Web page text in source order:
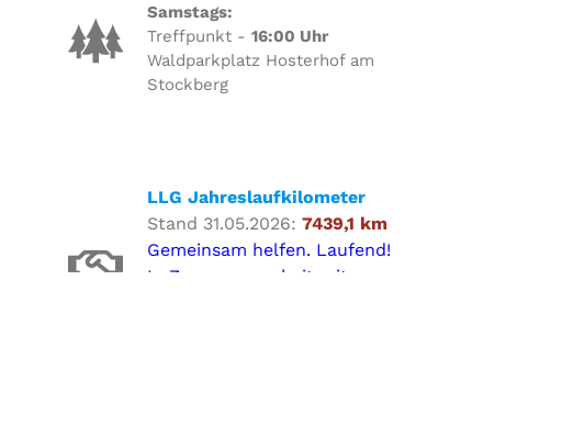
Samstags:
Treffpunkt - 16:00 Uhr
Waldparkplatz Hosterhof am
Stockberg
LLG Jahreslaufkilometer
Stand 31.05.2026: 7439,1 km
Gemeinsam helfen. Laufend!
In Zusammenarbeit mit